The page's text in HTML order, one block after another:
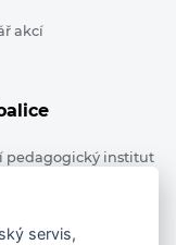
akcí
pedagogický institut
servis,